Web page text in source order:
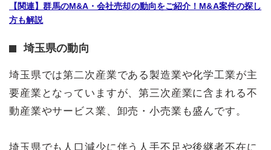
【関連】群馬のM&A・会社売却の動向をご紹介！M&A案件の探し
方も解説
埼玉県の動向
埼玉県では第二次産業である製造業や化学工業が主
要産業となっていますが、第三次産業に含まれる不
動産業やサービス業、卸売・小売業も盛んです。
埼玉県でも人口減少に伴う人手不足や後継者不在に